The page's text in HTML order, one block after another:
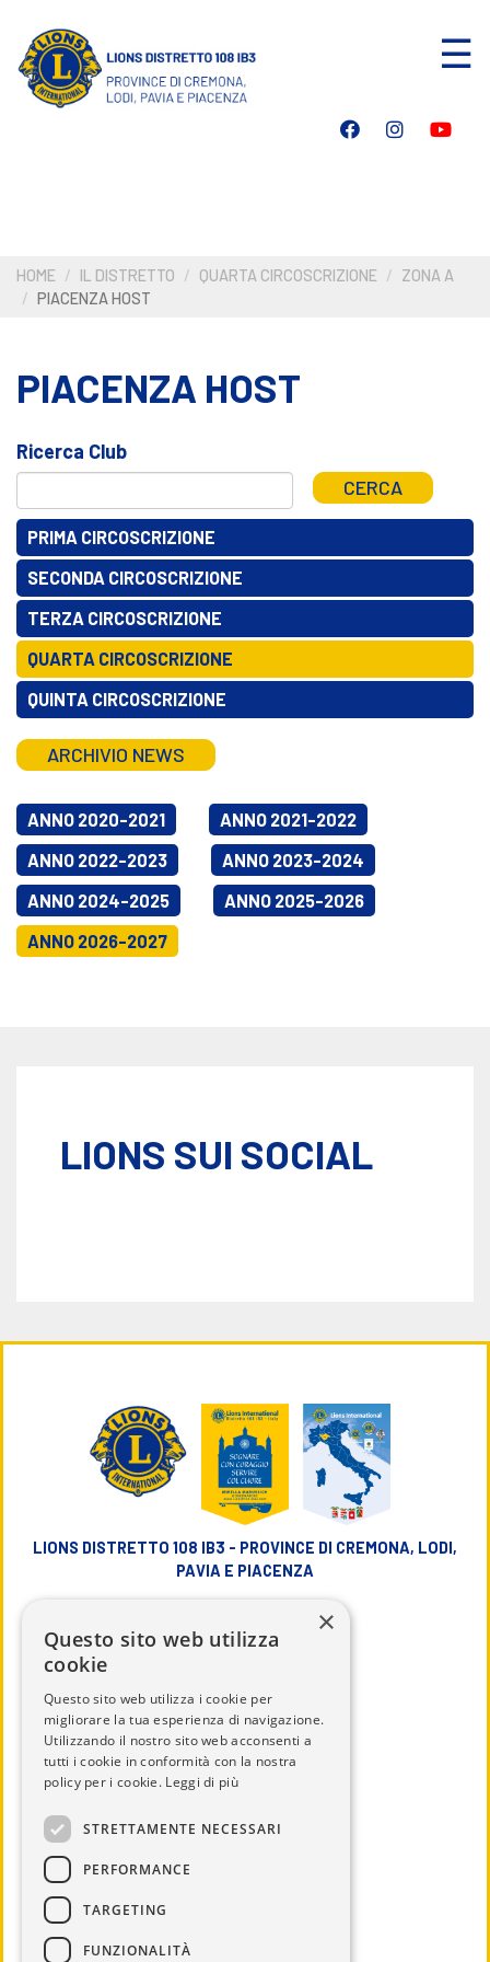
contenuto
principale
☰
HOME IL DISTRETTO QUARTA CIRCOSCRIZIONE
ZONA A
PIACENZA HOST
PIACENZA HOST
Ricerca Club
CERCA
PRIMA CIRCOSCRIZIONE
SECONDA CIRCOSCRIZIONE
TERZA CIRCOSCRIZIONE
QUARTA CIRCOSCRIZIONE
QUINTA CIRCOSCRIZIONE
ARCHIVIO NEWS
ANNO 2020-2021
ANNO 2021-2022
ANNO 2022-2023
ANNO 2023-2024
ANNO 2024-2025
ANNO 2025-2026
ANNO 2026-2027
LIONS SUI SOCIAL
LIONS DISTRETTO 108 IB3 - PROVINCE DI CREMONA, LODI,
PAVIA E PIACENZA
CHI SIAMO
IL DISTRETTO
NEWS ED EVENTI
×
Questo sito web utilizza
cookie
Questo sito web utilizza i cookie per
migliorare la tua esperienza di navigazione.
Utilizzando il nostro sito web acconsenti a
tutti i cookie in conformità con la nostra
policy per i cookie. Leggi di più
STRETTAMENTE NECESSARI
PERFORMANCE
TARGETING
FUNZIONALITÀ